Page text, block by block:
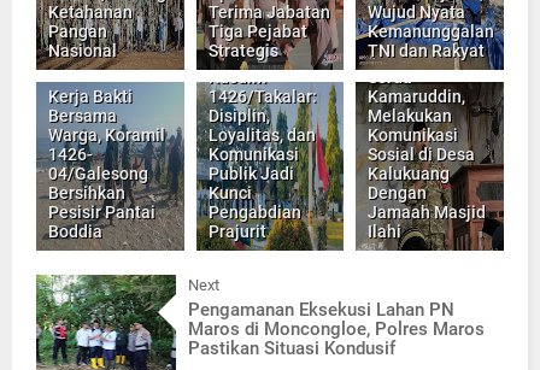
Ketahanan
Pangan
Nasional
Terima Jabatan
Tiga Pejabat
Strategis
Wujud Nyata
Kemanunggalan
TNI dan Rakyat
Kerja Bakti
Bersama
Warga, Koramil
1426-
04/Galesong
Bersihkan
Pesisir Pantai
Boddia
Kasdim
1426/Takalar:
Disiplin,
Loyalitas, dan
Komunikasi
Publik Jadi
Kunci
Pengabdian
Prajurit
Serda
Kamaruddin,
Melakukan
Komunikasi
Sosial di Desa
Kalukuang
Dengan
Jamaah Masjid
Ilahi
Next
Pengamanan Eksekusi Lahan PN
Maros di Moncongloe, Polres Maros
Pastikan Situasi Kondusif